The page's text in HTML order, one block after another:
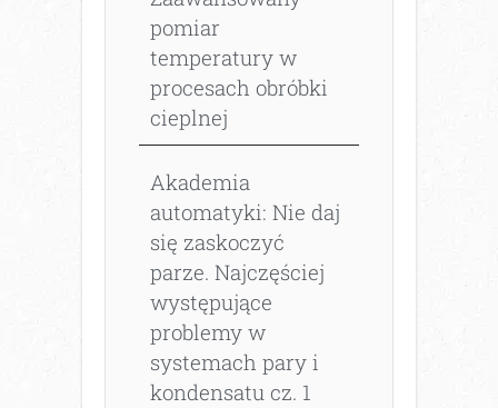
pomiar
temperatury w
procesach obróbki
cieplnej
Akademia
automatyki: Nie daj
się zaskoczyć
parze. Najczęściej
występujące
problemy w
systemach pary i
kondensatu cz. 1